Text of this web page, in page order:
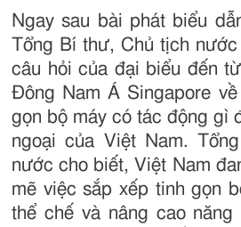
Ngay sau bài phát biểu
Tổng Bí thư, Chủ tịch
câu hỏi của đại biểu đến
Đông Nam Á Singapore
gọn bộ máy có tác động gì
ngoại của Việt Nam.
nước cho biết, Việt Nam
mẽ việc sắp xếp tinh gọn
thể chế và nâng cao